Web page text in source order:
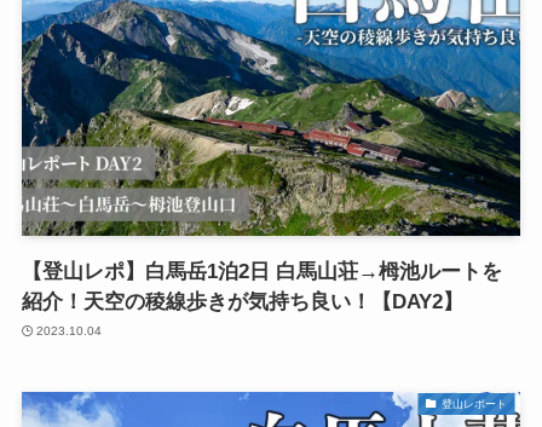
【登山レポ】白馬岳1泊2日 白馬山荘→栂池ルートを
紹介！天空の稜線歩きが気持ち良い！【DAY2】
2023.10.04
登山レポート